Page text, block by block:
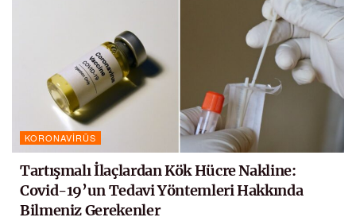
KORONAVIRÜS
Tartışmalı İlaçlardan Kök Hücre Nakline:
Covid-19’un Tedavi Yöntemleri Hakkında
Bilmeniz Gerekenler